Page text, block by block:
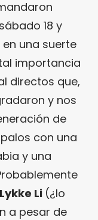
18 y
una suerte
importancia
directos que,
y nos
de
con una
y una
Lykke Li (¿lo
a pesar de